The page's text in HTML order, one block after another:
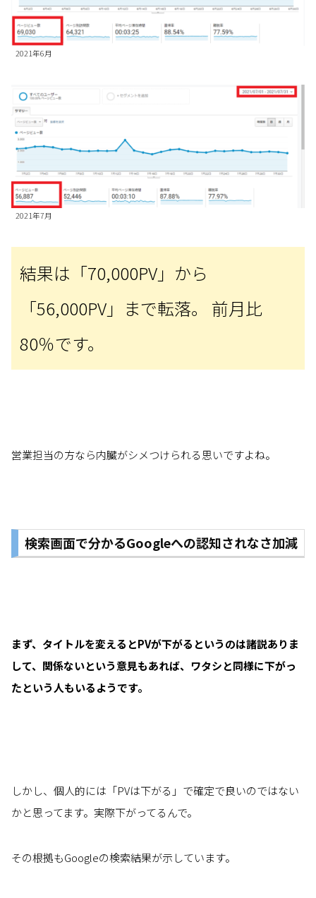
2021年6月
2021年7月
結果は「70,000PV」から
「56,000PV」まで転落。 前月比
80％です。
営業担当の方なら内臓がシメつけられる思いですよね。
検索画面で分かるGoogleへの認知されなさ加減
まず、タイトルを変えるとPVが下がるというのは諸説ありま
して、関係ないという意見もあれば、ワタシと同様に下がっ
たという人もいるようです。
しかし、個人的には「PVは下がる」で確定で良いのではない
かと思ってます。実際下がってるんで。
その根拠もGoogleの検索結果が示しています。